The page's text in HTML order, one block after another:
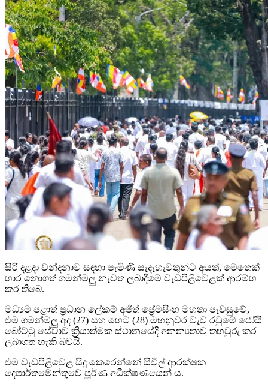
සිරි දළදා වන්දනාව සඳහා පැමිණි සැදැහැවතුන්ට අයත්, මෙතෙක්
භාර නොගත් ගමන්මලු නැවත ලබාදීමේ වැඩපිළිවෙළක් ආරම්භ
කර තිබේ.
මධ්‍යම පළාත් ප්‍රධාන ලේකම් අජිත් ප්‍රේමසිංහ මහතා පැවසුවේ,
එම ගමන්මලු අද (27) සහ හෙට (28) මහනුවර වැව රවුමේ ජෝයි
බෝට්ටු සේවාව ක්‍රියාත්මක ස්ථානයේදී අනන්‍යතාව තහවුරු කර
ලබාගත හැකි බවයි.
එම වැඩපිළිවෙළ සිදු කෙරෙන්නේ සිවිල් ආරක්ෂක
දෙපාර්තමේන්තුවේ පූර්ණ අධීක්ෂණයෙන් ය.